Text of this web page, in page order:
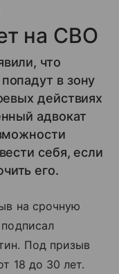
на СВО
что
в зону
действиях
адвокат
себя, если
его.
на срочную
подписал
Под призыв
18 до 30 лет.